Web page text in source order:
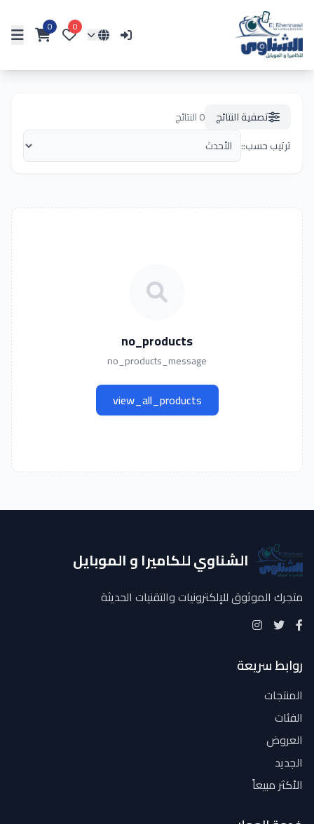
0
0
تصفية النتائج 0النتائج
ترتيب حسب::
no_products
no_products_message
view_all_products
الشناوي للكاميرا و الموبايل
متجرك الموثوق للإلكترونيات والتقنيات الحديثة
روابط سريعة
المنتجات
الفئات
العروض
الجديد
الأكثر مبيعاً